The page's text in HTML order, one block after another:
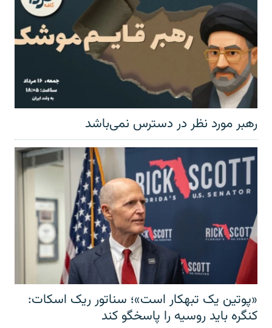
رهبر مورد نظر در دسترس نمی‌باشد
«پوتین یک تبهکار است»؛ سناتور ریک اسکات:
کنگره باید روسیه را پاسخگو کند